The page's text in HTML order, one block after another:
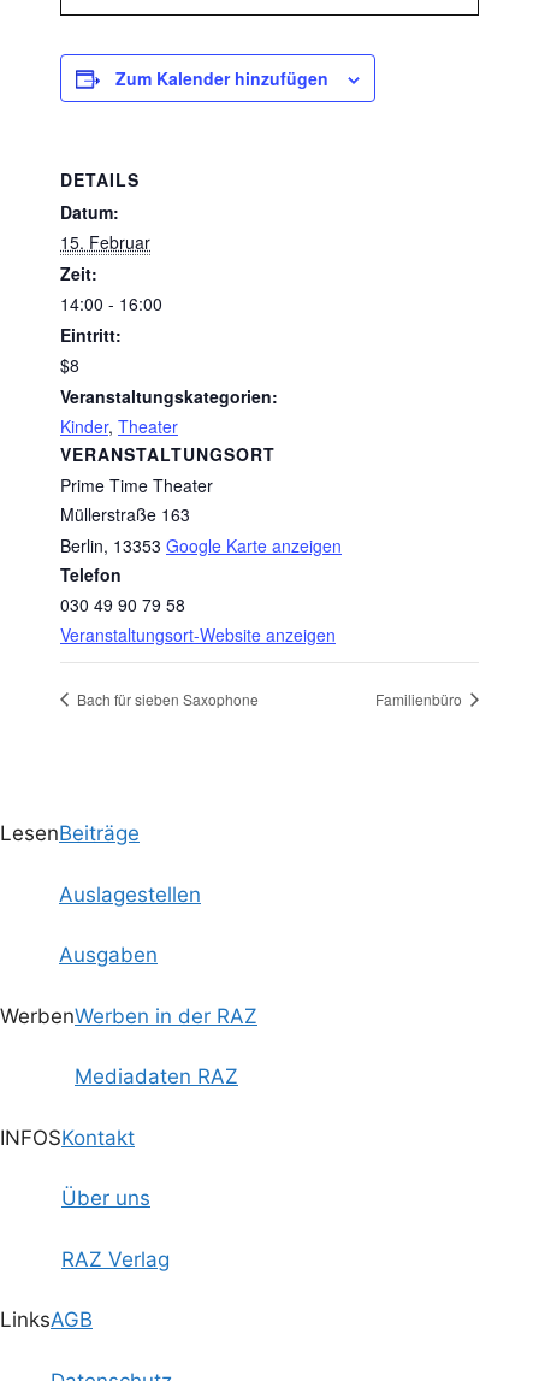
Zum Kalender hinzufügen
DETAILS
Datum:
15. Februar
Zeit:
14:00 - 16:00
Eintritt:
$8
Veranstaltungskategorien:
Kinder, Theater
VERANSTALTUNGSORT
Prime Time Theater
Müllerstraße 163
Berlin, 13353 Google Karte anzeigen
Telefon
030 49 90 79 58
Veranstaltungsort-Website anzeigen
Bach für sieben Saxophone Familienbüro
LesenBeiträge
Auslagestellen
Ausgaben
WerbenWerben in der RAZ
Mediadaten RAZ
INFOSKontakt
Über uns
RAZ Verlag
LinksAGB